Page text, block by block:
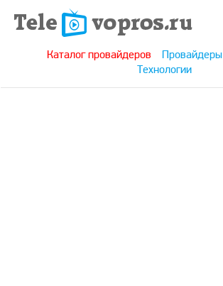
Каталог провайдеров Провайдеры
Технологии